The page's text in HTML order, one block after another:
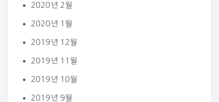
2020년 2월
2020년 1월
2019년 12월
2019년 11월
2019년 10월
2019년 9월